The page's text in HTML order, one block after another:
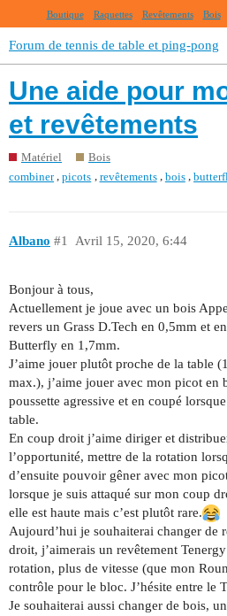
Boutique Raquettes Revêtements Bois
Forum de tennis de table et ping-pong
Une aide pour
et revêtements
Matériel
Bois
combiner ,picots revêtements bois ,
Albano Avril 15, 2020, 6:44
#1
Bonjour à tous,
Actuellement je joue avec un bois
revers un Grass D.Tech en 0,5mm et
Butterfly en 1,7mm.
J’aime jouer plutôt proche de la table
max.), j’aime jouer avec mon picot en
poussette agressive et en coupé
table.
En coup droit j’aime diriger et
l’opportunité, mettre de la rotation
d’ensuite pouvoir gêner avec mon
lorsque je suis attaqué sur mon coup
elle est haute mais c’est plutôt rare.
Aujourd’hui je souhaiterai changer de
droit, j’aimerais un revêtement
rotation, plus de vitesse (que mon
contrôle pour le bloc. J’hésite entre le
Je souhaiterai aussi changer de bois,